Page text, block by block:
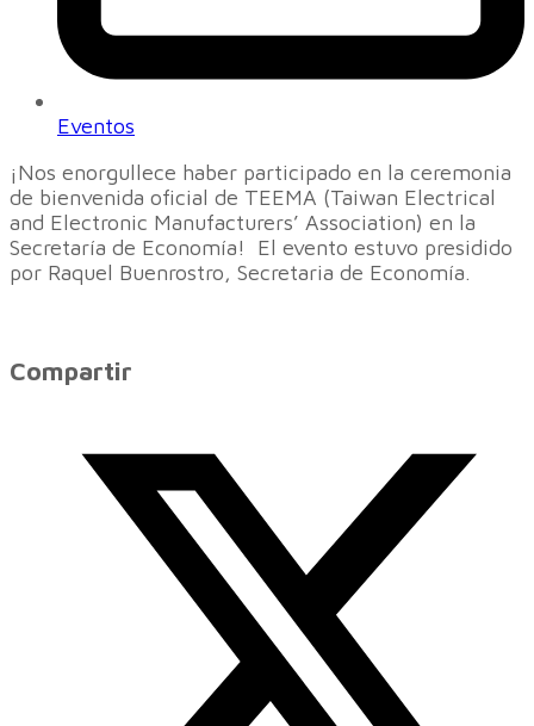
Eventos
¡Nos enorgullece haber participado en la ceremonia
de bienvenida oficial de TEEMA (Taiwan Electrical
and Electronic Manufacturers’ Association) en la
Secretaría de Economía! El evento estuvo presidido
por Raquel Buenrostro, Secretaria de Economía.
Compartir